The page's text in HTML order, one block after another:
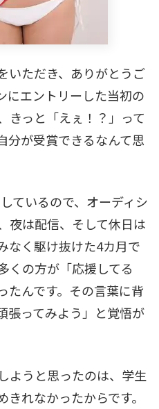
いただき、ありがとうご
にエントリーした当初の
きっと「えぇ！？」って
分が受賞できるなんて思
ているので、オーディシ
夜は配信、そして休日は
なく駆け抜けた4カ月で
くの方が「応援してる
たんです。その言葉に背
張ってみよう」と覚悟が
ようと思ったのは、学生
れなかったからです。